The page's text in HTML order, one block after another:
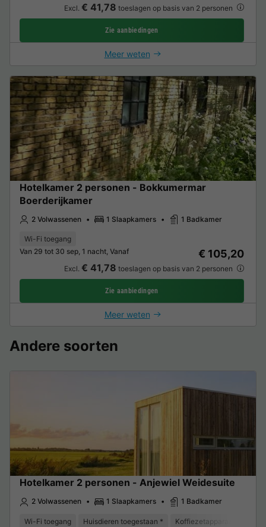
Excl. € 41,78 toeslagen op basis van 2 personen
Zie aanbiedingen
Meer weten
Hotelkamer 2 personen - Bokkumermar
Boerderijkamer
2 Volwassenen 1 Slaapkamers 1 Badkamer
Wi-Fi toegang
Van 29 tot 30 sep, 1 nacht, Vanaf
€ 105,20
Excl. € 41,78 toeslagen op basis van 2 personen
Zie aanbiedingen
Meer weten
Andere soorten
Hotelkamer 2 personen - Anjewiel Weidesuite
2 Volwassenen 1 Slaapkamers 1 Badkamer
Wi-Fi toegang Huisdieren toegestaan * Koffiezetapparaat